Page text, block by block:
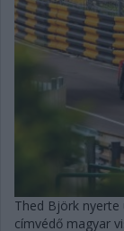
Thed Björk nyerte
címvédő magyar